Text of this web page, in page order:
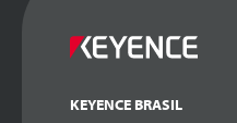
KEYENCE BRASIL